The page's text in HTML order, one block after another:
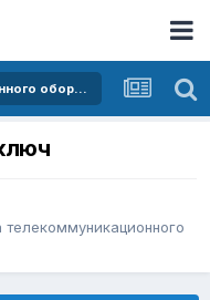
Покупка и продажа телекоммуникационного оборудования